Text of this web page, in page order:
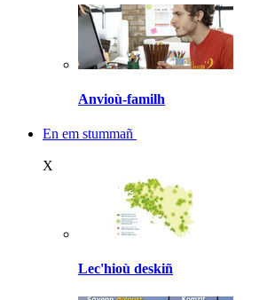
Anvioù-familh
En em stummañ
X
Lec'hioù deskiñ